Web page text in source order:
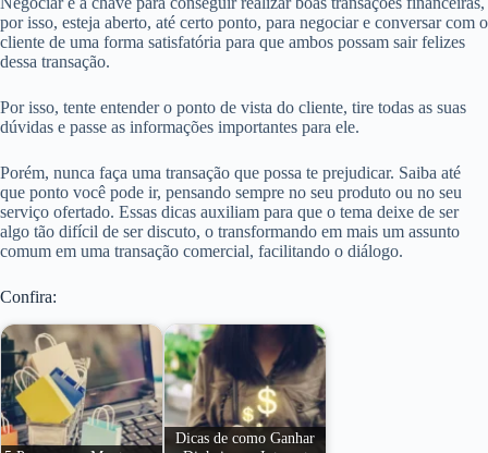
por isso, esteja aberto, até certo ponto, para negociar e conversar com o
cliente de uma forma satisfatória para que ambos possam sair felizes
dessa transação.
Por isso, tente entender o ponto de vista do cliente, tire todas as suas
dúvidas e passe as informações importantes para ele.
Porém, nunca faça uma transação que possa te prejudicar. Saiba até
que ponto você pode ir, pensando sempre no seu produto ou no seu
serviço ofertado. Essas dicas auxiliam para que o tema deixe de ser
algo tão difícil de ser discuto, o transformando em mais um assunto
comum em uma transação comercial, facilitando o diálogo.
Confira:
Dicas de como Ganhar